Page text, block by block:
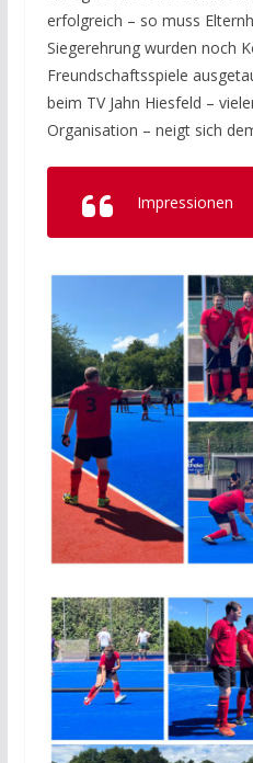
erfolgreich – so muss
Siegerehrung wurden noch
Freundschaftsspiele
beim TV Jahn Hiesfeld –
Organisation – neigt sich
Impressionen